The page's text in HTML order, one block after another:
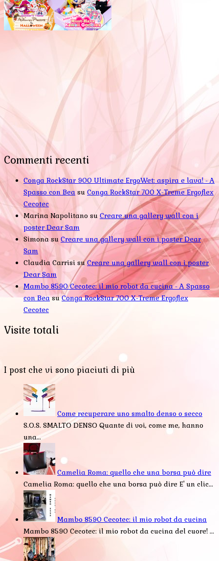
Commenti recenti
Conga RockStar 900 Ultimate ErgoWet: aspira e lava! - A
Spasso con Bea su Conga RockStar 700 X-Treme Ergoflex
Cecotec
Marina Napolitano su Creare una gallery wall con i
poster Dear Sam
Simonasu Creare una gallery wall con i poster Dear
Sam
Claudia Carrisi suCreare una gallery wall con i poster
Dear Sam
Mambo 8590 Cecotec: il mio robot da cucina - A Spasso
con BeasuConga RockStar 700 X-Treme Ergoflex
Cecotec
Visite totali
I post che vi sono piaciuti di più
Come recuperare uno smalto denso o secco
S.O.S. SMALTO DENSO Quante di voi, come me, hanno
una...
Camelia Roma: quello che una borsa può dire
Camelia Roma: quello che una borsa può dire E' un clic...
Mambo 8590 Cecotec: il mio robot da cucina
Mambo 8590 Cecotec: il mio robot da cucina del cuore! ...